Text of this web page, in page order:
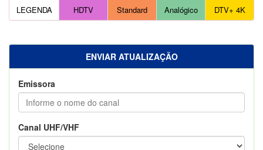
LEGENDA HDTV Standard Analógico DTV+ 4K
ENVIAR ATUALIZAÇÃO
Emissora
Canal UHF/VHF